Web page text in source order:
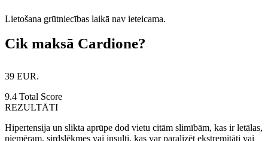
Lietošana grūtniecības laikā nav ieteicama.
Cik maksā Cardione?
39 EUR.
9.4 Total Score
REZULTĀTI
Hipertensija un slikta aprūpe dod vietu citām slimībām, kas ir letālas,
piemēram, sirdslēkmes vai insulti, kas var paralizēt ekstremitāti vai